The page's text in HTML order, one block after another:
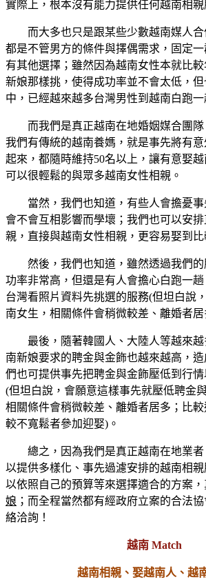
實際上，根本沒有能力提供任何越南相親
而大多也只是跟某些少數越南媒人合
都是不管男方的條件與擇偶需求，固定
有其他選擇；雖然因為越南女性本就比
新娘那樣挑，使得成功率並不會太低，
中，已經越來越多台灣男性到越南白跑一
而我們是真正越南在地婚姻媒合團隊
我們有傳統的越南養媽，就是事先將有
起來，都隨時維持50名以上，讓有意娶越
可以很輕鬆的與眾多越南女性相親。
當然，我們也知道，有些人會擔憂事
會不會互相影響而學壞；我們也可以安
親，直接與越南女性相親，更容易娶到比
然後，我們也知道，雖然透過我們
功率非常高，但還是有人會擔心白跑一
台灣看照片資料先挑選的服務(但坦白說
南女生，相關條件會稍微較差、離婚者居
最後，隨著韓國人、大陸人等越來
南新娘要求的聘金與金飾也越來越高，
們也可提供事先把聘金與金飾壓低到行
(但坦白說，會願意這樣事先就壓低聘金
相關條件會稍微較差、離婚者居多；比
較不寬鬆者參加迎娶)。
總之，因為我們是真正越南在地業
以提供多樣化、事先過濾安排的越南相
以依照自己的預算等來選擇適合的方案，
娘 ；而全程當然都有經政府立案的合法
絡洽詢！
越南 Match
越南相親、娶越南人、越